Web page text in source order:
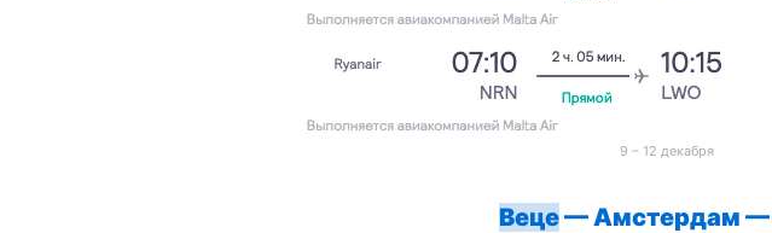
9 – 12 декабря
Веце— Амстердам —